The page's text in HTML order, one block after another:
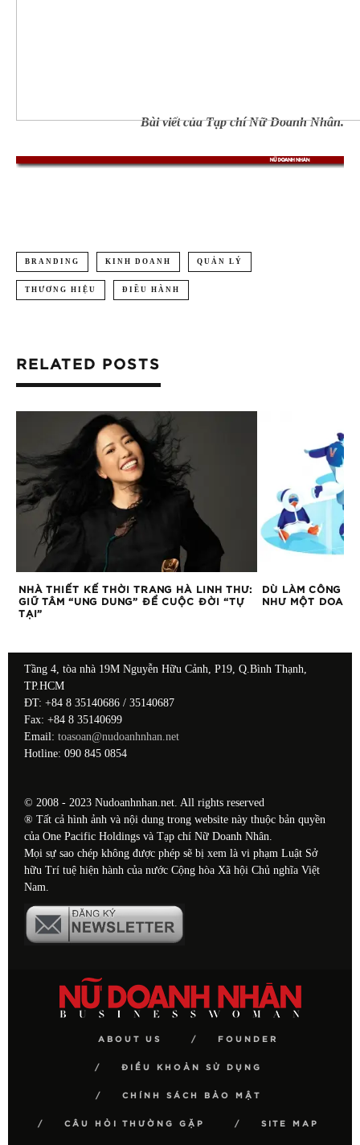
Bài viết của Tạp chí Nữ Doanh Nhân.
BRANDING KINH DOANH QUẢN LÝ
THƯƠNG HIỆU ĐIỀU HÀNH
RELATED POSTS
NHÀ THIẾT KẾ THỜI TRANG HÀ LINH THƯ:
GIỮ TÂM “UNG DUNG” ĐỂ CUỘC ĐỜI “TỰ
TẠI”
DÙ LÀM CÔNG
NHƯ MỘT
Tầng 4, tòa nhà 19M Nguyễn Hữu Cảnh, P19, Q.Bình Thạnh,
TP.HCM
ĐT: +84 8 35140686 / 35140687
Fax: +84 8 35140699
Email: toasoan@nudoanhnhan.net
Hotline: 090 845 0854
© 2008 - 2023 Nudoanhnhan.net. All rights reserved
® Tất cả hình ảnh và nội dung trong website này thuộc bản quyền
của One Pacific Holdings và Tạp chí Nữ Doanh Nhân.
Mọi sự sao chép không được phép sẽ bị xem là vi phạm Luật Sở
hữu Trí tuệ hiện hành của nước Cộng hòa Xã hội Chủ nghĩa Việt
Nam.
ABOUT US FOUNDER
ĐIỀU KHOẢN SỬ DỤNG
CHÍNH SÁCH BẢO MẬT
CÂU HỎI THƯỜNG GẶP SITE MAP